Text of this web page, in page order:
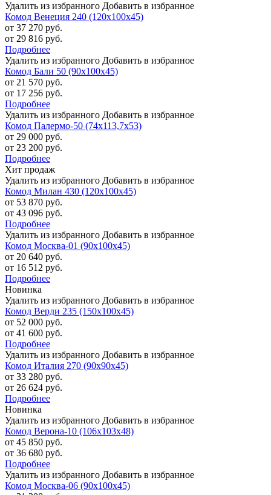
Удалить из избранного Добавить в избранное
Комод Венеция 240 (120х100х45)
от 37 270 руб.
от 29 816 руб.
Подробнее
Удалить из избранного Добавить в избранное
Комод Бали 50 (90х100х45)
от 21 570 руб.
от 17 256 руб.
Подробнее
Удалить из избранного Добавить в избранное
Комод Палермо-50 (74х113,7х53)
от 29 000 руб.
от 23 200 руб.
Подробнее
Хит продаж
Удалить из избранного Добавить в избранное
Комод Милан 430 (120х100х45)
от 53 870 руб.
от 43 096 руб.
Подробнее
Удалить из избранного Добавить в избранное
Комод Москва-01 (90х100х45)
от 20 640 руб.
от 16 512 руб.
Подробнее
Новинка
Удалить из избранного Добавить в избранное
Комод Верди 235 (150х100х45)
от 52 000 руб.
от 41 600 руб.
Подробнее
Удалить из избранного Добавить в избранное
Комод Италия 270 (90х90х45)
от 33 280 руб.
от 26 624 руб.
Подробнее
Новинка
Удалить из избранного Добавить в избранное
Комод Верона-10 (106х103х48)
от 45 850 руб.
от 36 680 руб.
Подробнее
Удалить из избранного Добавить в избранное
Комод Москва-06 (90х100х45)